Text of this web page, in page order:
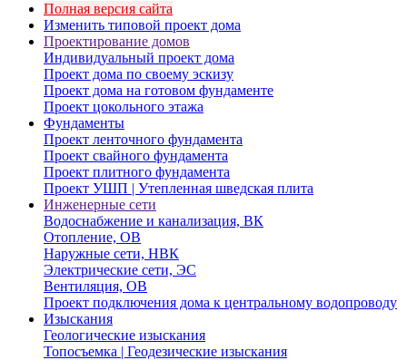
Полная версия сайта
Изменить типовой проект дома
Проектирование домов
Индивидуальный проект дома
Проект дома по своему эскизу
Проект дома на готовом фундаменте
Проект цокольного этажа
Фундаменты
Проект ленточного фундамента
Проект свайного фундамента
Проект плитного фундамента
Проект УШП | Утепленная шведская плита
Инженерные сети
Водоснабжение и канализация, ВК
Отопление, ОВ
Наружные сети, НВК
Электрические сети, ЭС
Вентиляция, ОВ
Проект подключения дома к центральному водопроводу
Изыскания
Геологические изыскания
Топосъемка | Геодезические изыскания